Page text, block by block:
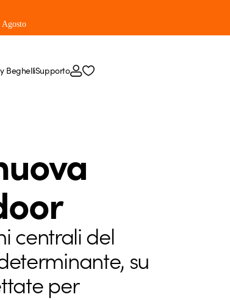
BeghelliSupporto
centrali del
su
per